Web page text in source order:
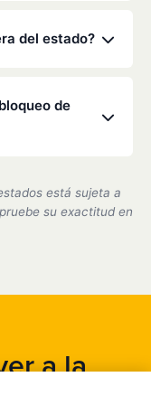
técnicos se
del estado?
a coordinar el
asociados.
de
de California
los requisitos
está sujeta a
su exactitud en
a la